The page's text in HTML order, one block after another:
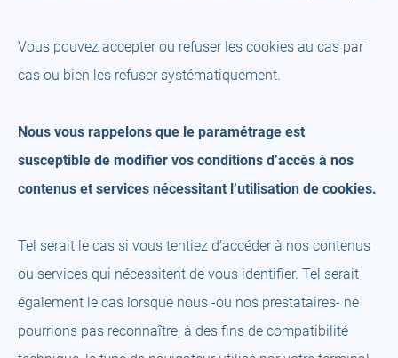
Vous pouvez accepter ou refuser les cookies au cas par
cas ou bien les refuser systématiquement.
Nous vous rappelons que le paramétrage est
susceptible de modifier vos conditions d’accès à nos
contenus et services nécessitant l’utilisation de cookies.
Tel serait le cas si vous tentiez d’accéder à nos contenus
ou services qui nécessitent de vous identifier. Tel serait
également le cas lorsque nous -ou nos prestataires- ne
pourrions pas reconnaître, à des fins de compatibilité